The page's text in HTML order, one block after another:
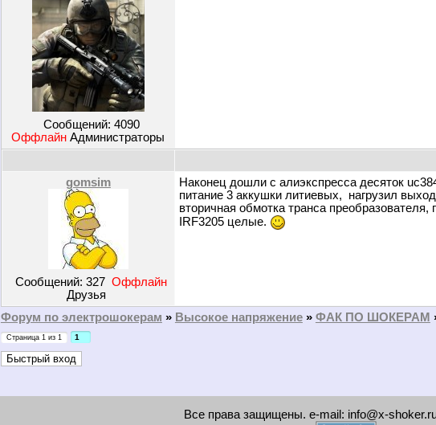
Сообщений: 4090
Оффлайн Администраторы
gomsim
Сообщений:327 Оффлайн
Друзья
Наконец дошли с алиэкспресса десяток
питание 3 аккушки литиевых, нагрузил
вторичная обмотка транса
IRF3205 целые.
Форум по электрошокерам » Высокое напряжение » ФАК ПО ШОКЕРАМ
Страница 1из 1 1
Все права защищены. e-mail: info@x-